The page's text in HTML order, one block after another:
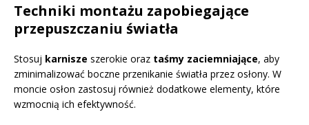
Techniki montażu zapobiegające
przepuszczaniu światła
Stosuj karnisze szerokie oraz taśmy zaciemniające, aby
zminimalizować boczne przenikanie światła przez osłony. W
moncie osłon zastosuj również dodatkowe elementy, które
wzmocnią ich efektywność.